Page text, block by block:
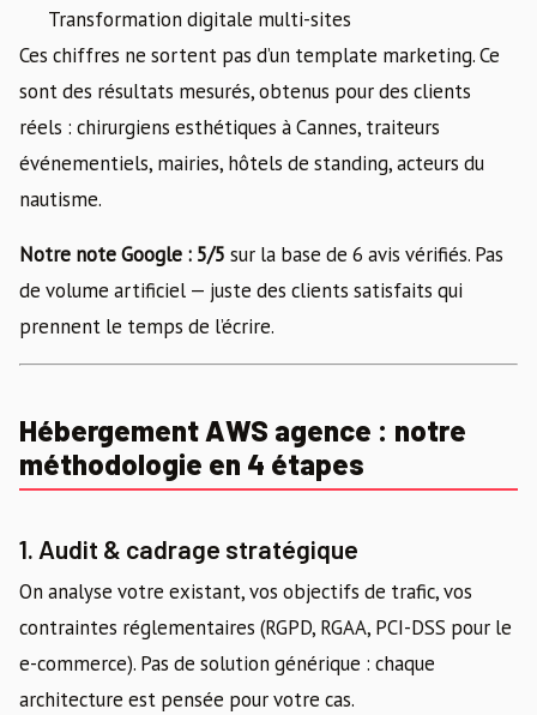
Transformation digitale multi-sites
Ces chiffres ne sortent pas d’un template marketing. Ce
sont des résultats mesurés, obtenus pour des clients
réels : chirurgiens esthétiques à Cannes, traiteurs
événementiels, mairies, hôtels de standing, acteurs du
nautisme.
Notre note Google : 5/5 sur la base de 6 avis vérifiés. Pas
de volume artificiel — juste des clients satisfaits qui
prennent le temps de l’écrire.
Hébergement AWS agence : notre
méthodologie en 4 étapes
1. Audit & cadrage stratégique
On analyse votre existant, vos objectifs de trafic, vos
contraintes réglementaires (RGPD, RGAA, PCI-DSS pour le
e-commerce). Pas de solution générique : chaque
architecture est pensée pour votre cas.